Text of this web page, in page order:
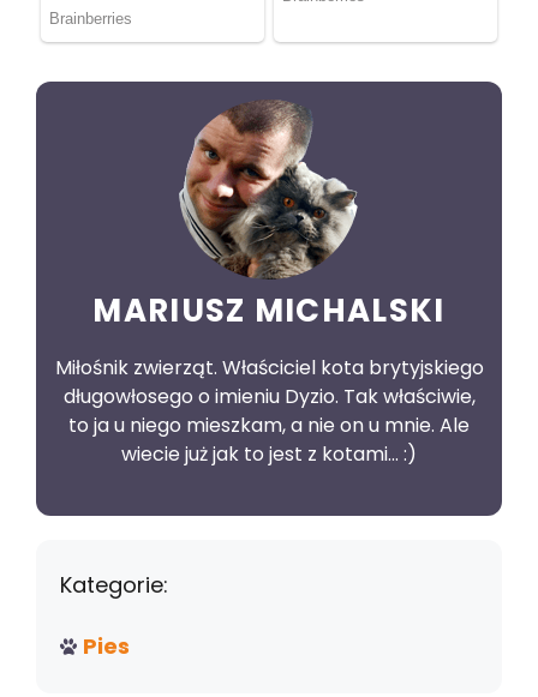
MARIUSZ MICHALSKI
Miłośnik zwierząt. Właściciel kota brytyjskiego
długowłosego o imieniu Dyzio. Tak właściwie,
to ja u niego mieszkam, a nie on u mnie. Ale
wiecie już jak to jest z kotami... :)
Kategorie:
Pies